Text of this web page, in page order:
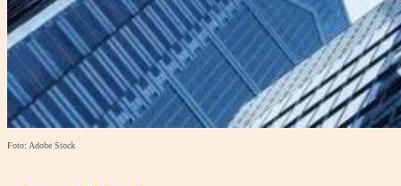
Foto: Adobe Stock